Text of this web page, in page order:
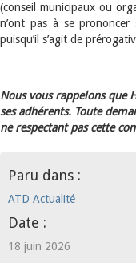
(conseil municipaux ou
n’ont pas à se
puisqu’il s’agit de
Nous vous rappelons que
ses adhérents. Toute
ne respectant pas cette
Paru dans :
ATD Actualité
Date :
18 juin 2026